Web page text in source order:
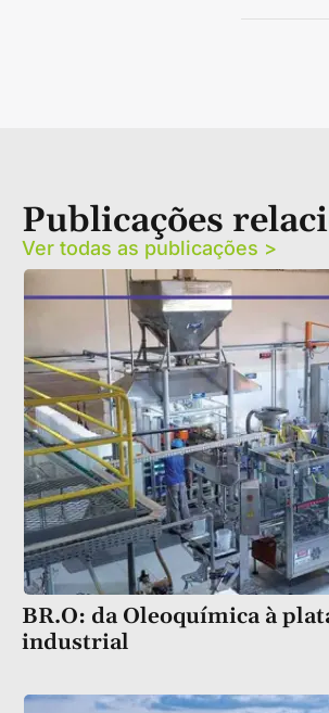
Publicações
Ver todas as publicações >
BR.O: da Oleoquímica à
industrial